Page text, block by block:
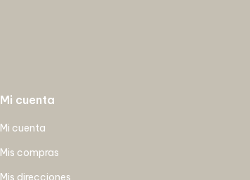
Mi cuenta
Mi cuenta
Mis compras
Mis direcciones